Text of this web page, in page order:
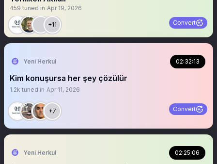
459 tuned in Apr 19, 2026
+11 Convert
Yeni Herkul 02:32:13
Kim konuşursa her şey çözülür
1.2k tuned in Apr 11, 2026
+7 Convert
Yeni Herkul 02:25:06